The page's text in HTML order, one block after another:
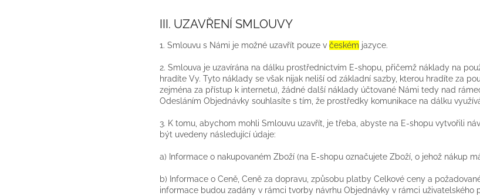
III. UZAVŘENÍ SMLOUVY
1. Smlouvu s Námi je možné uzavřít pouze v českém jazyce.
2. Smlouva je uzavírána na dálku prostřednictvím E-shopu, přičemž náklady na
hradíte Vy. Tyto náklady se však nijak neliší od základní sazby, kterou hradíte za
zejména za přístup k internetu), žádné další náklady účtované Námi tedy nad
Odesláním Objednávky souhlasíte s tím, že prostředky komunikace na dálku
3. K tomu, abychom mohli Smlouvu uzavřít, je třeba, abyste na E-shopu vytvořili
být uvedeny následující údaje:
a) Informace o nakupovaném Zboží (na E-shopu označujete Zboží, o jehož nákup
b) Informace o Ceně, Ceně za dopravu, způsobu platby Celkové ceny a
informace budou zadány v rámci tvorby návrhu Objednávky v rámci